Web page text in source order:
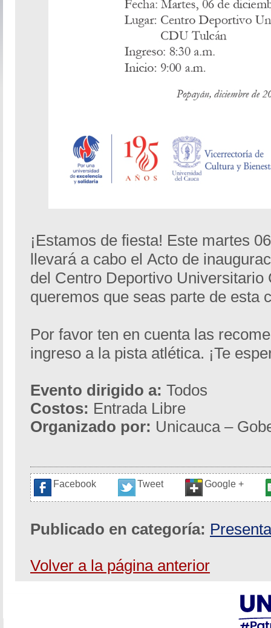
¡Estamos de fiesta! Este martes
llevará a cabo el Acto de
del Centro Deportivo Universitario
queremos que seas parte de esta
Por favor ten en cuenta las
ingreso a la pista atlética. ¡Te
Evento dirigido a: Todos
Costos: Entrada Libre
Organizado por: Unicauca –
Facebook Tweet Google +
Publicado en categoría:
Volver a la página anterior